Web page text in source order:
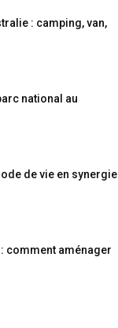
: camping, van,
national au
de vie en synergie
comment aménager